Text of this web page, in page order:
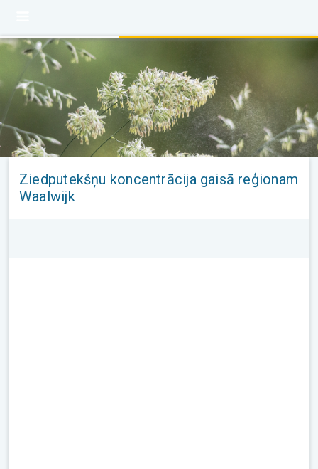
Ziedputekšņu koncentrācija gaisā reģionam
Waalwijk